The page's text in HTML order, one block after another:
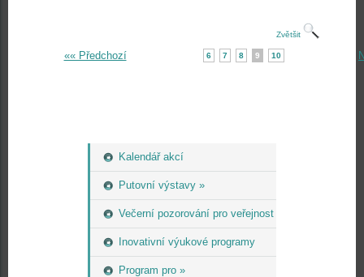
Kalendář akcí
Putovní výstavy »
Večerní pozorování pro veřejnost
Inovativní výukové programy
Program pro »
Zvětšit
«« Předchozí 6 7 8 9 10